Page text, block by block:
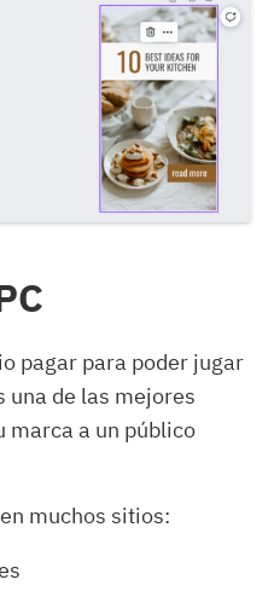
pagar para poder jugar
una de las mejores
marca a un público
muchos sitios: